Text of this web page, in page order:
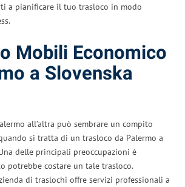
a pianificare il tuo trasloco in modo
Mobili Economico
a Slovenska
all’altra può sembrare un compito
si tratta di un trasloco da Palermo a
delle principali preoccupazioni è
potrebbe costare un tale trasloco.
di traslochi offre servizi professionali a